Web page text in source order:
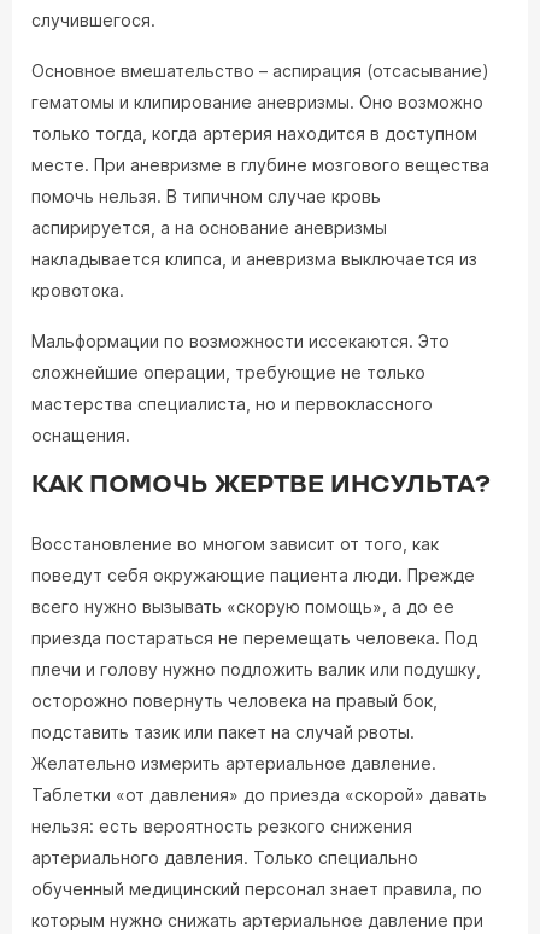
случившегося.
Основное вмешательство – аспирация (отсасывание)
гематомы и клипирование аневризмы. Оно возможно
только тогда, когда артерия находится в доступном
месте. При аневризме в глубине мозгового вещества
помочь нельзя. В типичном случае кровь
аспирируется, а на основание аневризмы
накладывается клипса, и аневризма выключается из
кровотока.
Мальформации по возможности иссекаются. Это
сложнейшие операции, требующие не только
мастерства специалиста, но и первоклассного
оснащения.
КАК ПОМОЧЬ ЖЕРТВЕ ИНСУЛЬТА?
Восстановление во многом зависит от того, как
поведут себя окружающие пациента люди. Прежде
всего нужно вызывать «скорую помощь», а до ее
приезда постараться не перемещать человека. Под
плечи и голову нужно подложить валик или подушку,
осторожно повернуть человека на правый бок,
подставить тазик или пакет на случай рвоты.
Желательно измерить артериальное давление.
Таблетки «от давления» до приезда «скорой» давать
нельзя: есть вероятность резкого снижения
артериального давления. Только специально
обученный медицинский персонал знает правила, по
которым нужно снижать артериальное давление при